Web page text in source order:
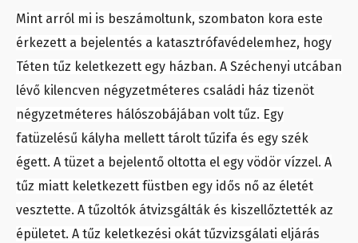
Mint arról mi is beszámoltunk, szombaton kora este
érkezett a bejelentés a katasztrófavédelemhez, hogy
Téten tűz keletkezett egy házban. A Széchenyi utcában
lévő kilencven négyzetméteres családi ház tizenöt
négyzetméteres hálószobájában volt tűz. Egy
fatüzelésű kályha mellett tárolt tűzifa és egy szék
égett. A tüzet a bejelentő oltotta el egy vödör vízzel. A
tűz miatt keletkezett füstben egy idős nő az életét
vesztette. A tűzoltók átvizsgálták és kiszellőztették az
épületet. A tűz keletkezési okát tűzvizsgálati eljárás